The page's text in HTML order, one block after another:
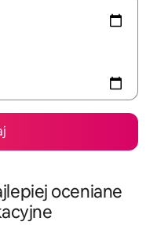
oceniane